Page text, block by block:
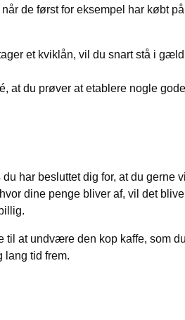
de først for eksempel har købt
et kviklån, vil du snart stå i
at du prøver at etablere nogle
har besluttet dig for, at du
dine penge bliver af, vil det
at undvære den kop kaffe, som
lang tid frem.